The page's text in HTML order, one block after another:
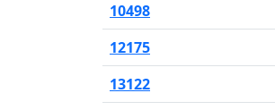
10498
12175
13122